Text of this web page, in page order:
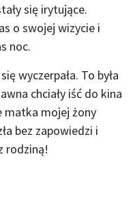
się irytujące.
o swojej wizycie i
noc.
wyczerpała. To była
chciały iść do kina
matka mojej żony
bez zapowiedzi i
rodziną!